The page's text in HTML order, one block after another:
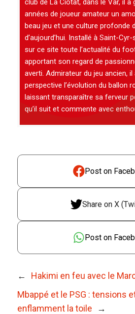
club de La Ciotat, dans le Var, il a
années de joueur amateur un
beau jeu et une culture profonde
d’aujourd’hui. Installé à Saint-
sur ce site toute l’actualité du
apportant son regard de
averti. Admirateur du jeu ancien,
perspective l’évolution du ballon
laissant transparaître sa ferveur
qu’il suit et commente avec
Post on
Share on X
Post on
←
Hakimi en feu avec le
Mbappé et le PSG : tensions
enflamment la toile
→